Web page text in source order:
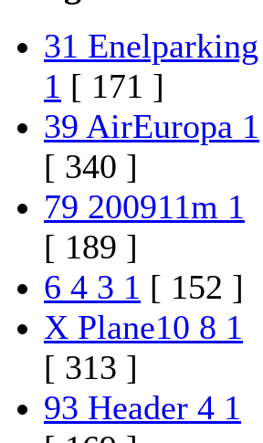
31 Enelparking
1 [ 171 ]
39 AirEuropa 1
[ 340 ]
79 200911m 1
[ 189 ]
6 4 3 1 [ 152 ]
X Plane10 8 1
[ 313 ]
93 Header 4 1